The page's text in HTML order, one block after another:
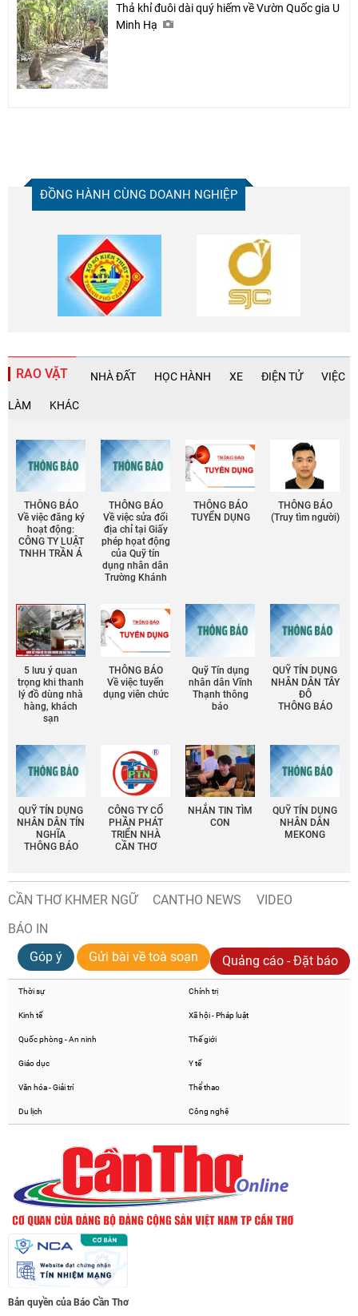
Thả khỉ đuôi dài quý hiếm về Vườn Quốc gia U
Minh Hạ
ĐỒNG HÀNH CÙNG DOANH NGHIỆP
RAO VẶT NHÀ ĐẤT HỌC HÀNH XE ĐIỆN TỬ VIỆC
LÀM KHÁC
THÔNG BÁO
Về việc đăng ký
hoạt động:
CÔNG TY LUẬT
TNHH TRẦN Á
THÔNG BÁO
Về việc sửa đổi
địa chỉ tại Giấy
phép họat động
của Quỹ tín
dụng nhân dân
Trường Khánh
THÔNG BÁO
TUYỂN DỤNG
THÔNG BÁO
(Truy tìm người)
5 lưu ý quan
trọng khi thanh
lý đồ dùng nhà
hàng, khách
sạn
THÔNG BÁO
Về việc tuyển
dụng viên chức
Quỹ Tín dụng
nhân dân Vĩnh
Thạnh thông
báo
QUỸ TÍN DỤNG
NHÂN DÂN TÂY
ĐÔ
THÔNG BÁO
QUỸ TÍN DỤNG
NHÂN DÂN TÍN
NGHĨA
THÔNG BÁO
CÔNG TY CỔ
PHẦN PHÁT
TRIỂN NHÀ
CẦN THƠ
NHẮN TIN TÌM
CON
QUỸ TÍN DỤNG
NHÂN DÂN
MEKONG
CẦN THƠ KHMER NGỮ CANTHO NEWS
VIDEO
BÁO IN
Góp ý
Gửi bài về toà soạn Quảng cáo - Đặt báo
Thời sự Chính trị
Kinh tế Xã hội - Pháp luật
Quốc phòng - An ninh Thế giới
Giáo dục Y tế
Văn hóa - Giải trí Thể thao
Du lịch Công nghệ
Bản quyền của Báo Cần Thơ